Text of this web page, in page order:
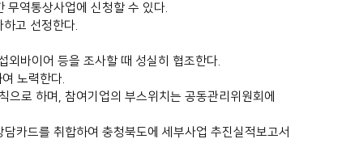
역통상사업에 신청할 수 있다.
고 선정한다.
바이어 등을 조사할 때 성실히 협조한다.
노력한다.
로 하며, 참여기업의 부스위치는 공동관리위원회에
카드를 취합하여 충청북도에 세부사업 추진실적보고서